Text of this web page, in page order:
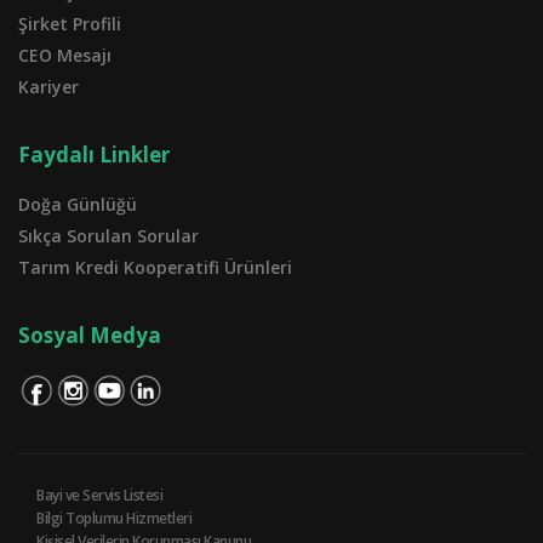
Şirket Profili
CEO Mesajı
Kariyer
Faydalı Linkler
Doğa Günlüğü
Sıkça Sorulan Sorular
Tarım Kredi Kooperatifi Ürünleri
Sosyal Medya
Bayi ve Servis Listesi
Bilgi Toplumu Hizmetleri